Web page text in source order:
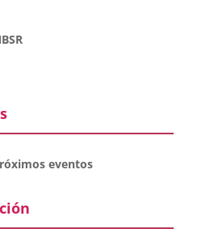
eventos